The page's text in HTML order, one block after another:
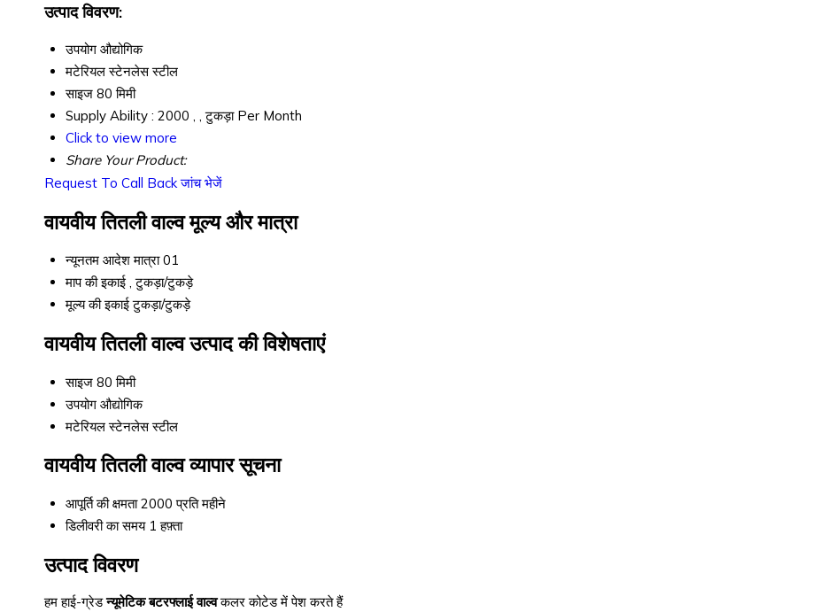
उत्पाद विवरण:
उपयोग औद्योगिक
मटेरियल स्टेनलेस स्टील
साइज 80 मिमी
Supply Ability : 2000 , , टुकड़ा Per Month
Click to view more
Share Your Product:
Request To Call Back जांच भेजें
वायवीय तितली वाल्व मूल्य और मात्रा
न्यूनतम आदेश मात्रा 01
माप की इकाई , टुकड़ा/टुकड़े
मूल्य की इकाई टुकड़ा/टुकड़े
वायवीय तितली वाल्व उत्पाद की विशेषताएं
साइज 80 मिमी
उपयोग औद्योगिक
मटेरियल स्टेनलेस स्टील
वायवीय तितली वाल्व व्यापार सूचना
आपूर्ति की क्षमता 2000 प्रति महीने
डिलीवरी का समय 1 हफ़्ता
उत्पाद विवरण
हम हाई-ग्रेडन्यूमेटिक बटरफ्लाई वाल्वकलर कोटेड में पेश करते हैं